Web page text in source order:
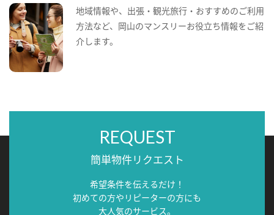
地域情報や、出張・観光旅行・おすすめのご利用
方法など、岡山のマンスリーお役立ち情報をご紹
介します。
REQUEST
簡単物件リクエスト
希望条件を伝えるだけ！
初めての方やリピーターの方にも
大人気のサービス。